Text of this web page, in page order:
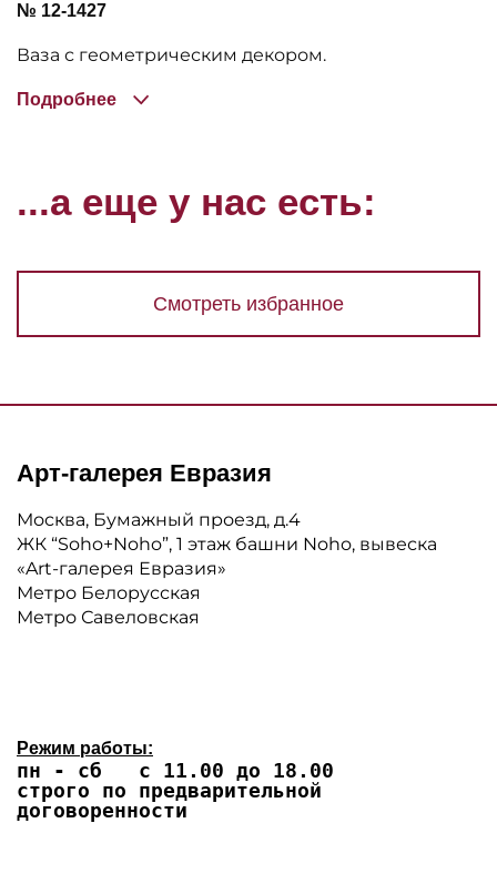
№ 12-1427
Ваза с геометрическим декором.
Подробнее
...а еще у нас есть:
Смотреть избранное
Арт-галерея Евразия
Москва, Бумажный проезд, д.4
ЖК “Soho+Noho”, 1 этаж башни Noho, вывеска
«Art-галерея Евразия»
Метро Белорусская
Метро Савеловская
Режим работы:
пн - сб с 11.00 до 18.00
строго по предварительной
договоренности